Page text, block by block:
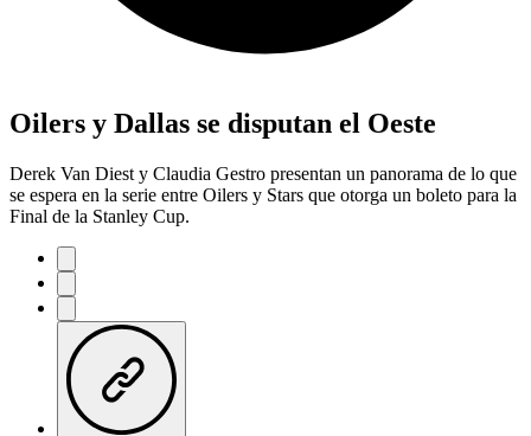
Oilers y Dallas se disputan el Oeste
Derek Van Diest y Claudia Gestro presentan un panorama de lo que
se espera en la serie entre Oilers y Stars que otorga un boleto para la
Final de la Stanley Cup.